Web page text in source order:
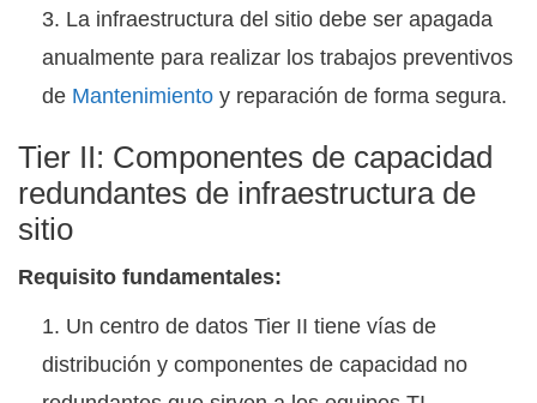
La infraestructura del sitio debe ser apagada
anualmente para realizar los trabajos preventivos
de Mantenimiento y reparación de forma segura.
Tier II: Componentes de capacidad
redundantes de infraestructura de
sitio
Requisito fundamentales:
Un centro de datos Tier II tiene vías de
distribución y componentes de capacidad no